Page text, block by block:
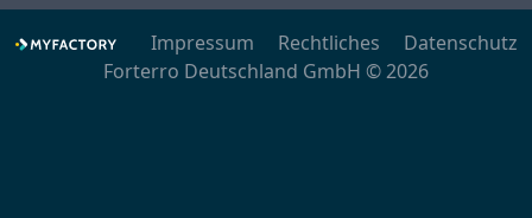
Impressum Rechtliches
Datenschutz
Forterro Deutschland GmbH © 2026